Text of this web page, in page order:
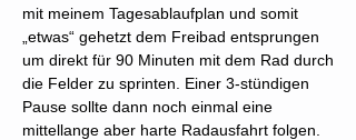
mit meinem Tagesablaufplan und somit
„etwas“ gehetzt dem Freibad entsprungen
um direkt für 90 Minuten mit dem Rad durch
die Felder zu sprinten. Einer 3-stündigen
Pause sollte dann noch einmal eine
mittellange aber harte Radausfahrt folgen.